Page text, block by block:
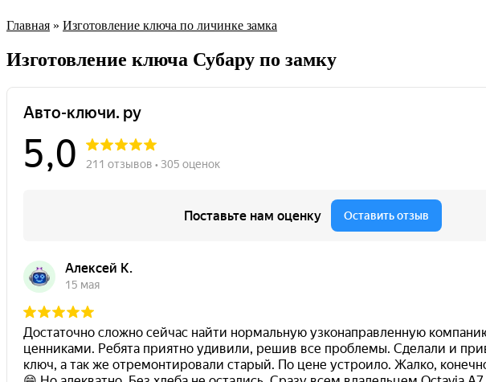
Главная » Изготовление ключа по личинке замка
Изготовление ключа Субару по замку